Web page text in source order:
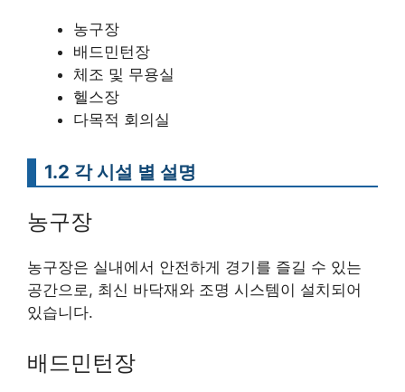
농구장
배드민턴장
체조 및 무용실
헬스장
다목적 회의실
1.2 각 시설 별 설명
농구장
농구장은 실내에서 안전하게 경기를 즐길 수 있는
공간으로, 최신 바닥재와 조명 시스템이 설치되어
있습니다.
배드민턴장